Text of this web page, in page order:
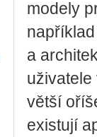
modely
a
větší
existují